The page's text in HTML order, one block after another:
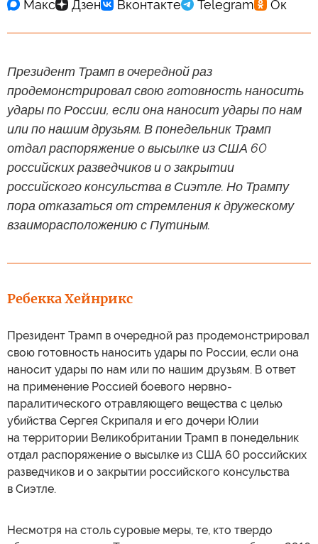
Президент Трамп в очередной раз
продемонстрировал свою готовность наносить
удары по России, если она наносит удары по нам
или по нашим друзьям. В понедельник Трамп
отдал распоряжение о высылке из США 60
российских разведчиков и о закрытии
российского консульства в Сиэтле. Но Трампу
пора отказаться от стремления к дружескому
взаиморасположению с Путиным.
Ребекка Хейнрикс
Президент Трамп в очередной раз продемонстрировал
свою готовность наносить удары по России, если она
наносит удары по нам или по нашим друзьям. В ответ
на применение Россией боевого нервно-
паралитического отравляющего вещества с целью
убийства Сергея Скрипаля и его дочери Юлии
на территории Великобритании Трамп в понедельник
отдал распоряжение о высылке из США 60 российских
разведчиков и о закрытии российского консульства
в Сиэтле.
Несмотря на столь суровые меры, те, кто твердо